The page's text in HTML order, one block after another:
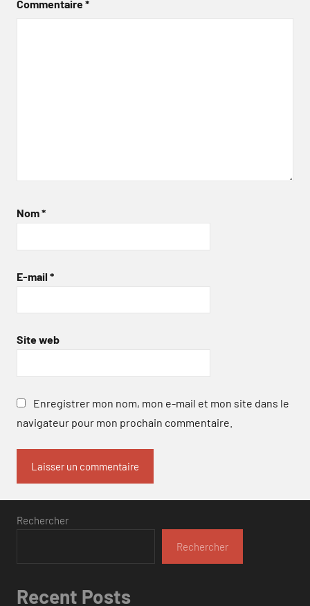
Commentaire*
Nom*
E-mail *
Site web
Enregistrer mon nom, mon e-mail et mon site dans le
navigateur pour mon prochain commentaire.
Rechercher
Rechercher
Recent Posts